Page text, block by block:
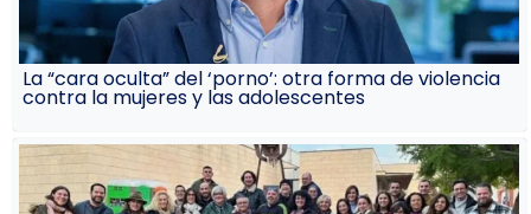
La “cara oculta” del ‘porno’: otra forma de violencia
contra la mujeres y las adolescentes